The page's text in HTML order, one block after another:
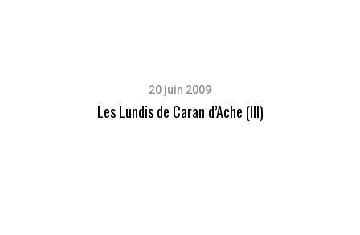
20 juin 2009
Les Lundis de Caran d’Ache (III)